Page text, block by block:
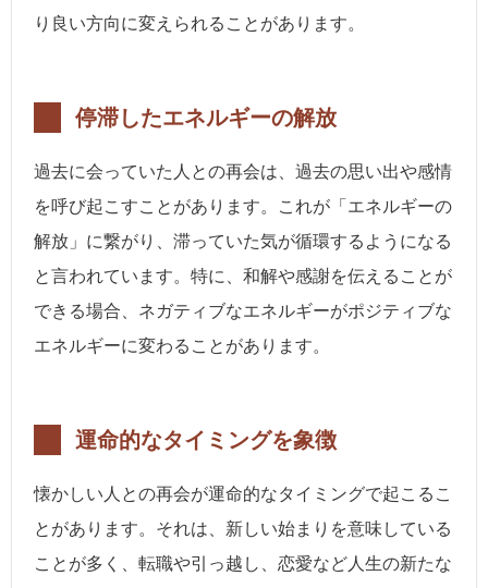
り良い方向に変えられることがあります。
停滞したエネルギーの解放
過去に会っていた人との再会は、過去の思い出や感情
を呼び起こすことがあります。これが「エネルギーの
解放」に繋がり、滞っていた気が循環するようになる
と言われています。特に、和解や感謝を伝えることが
できる場合、ネガティブなエネルギーがポジティブな
エネルギーに変わることがあります。
運命的なタイミングを象徴
懐かしい人との再会が運命的なタイミングで起こるこ
とがあります。それは、新しい始まりを意味している
ことが多く、転職や引っ越し、恋愛など人生の新たな